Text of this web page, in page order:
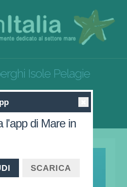
Isole Pelagie
l'app di Mare in
SCARICA